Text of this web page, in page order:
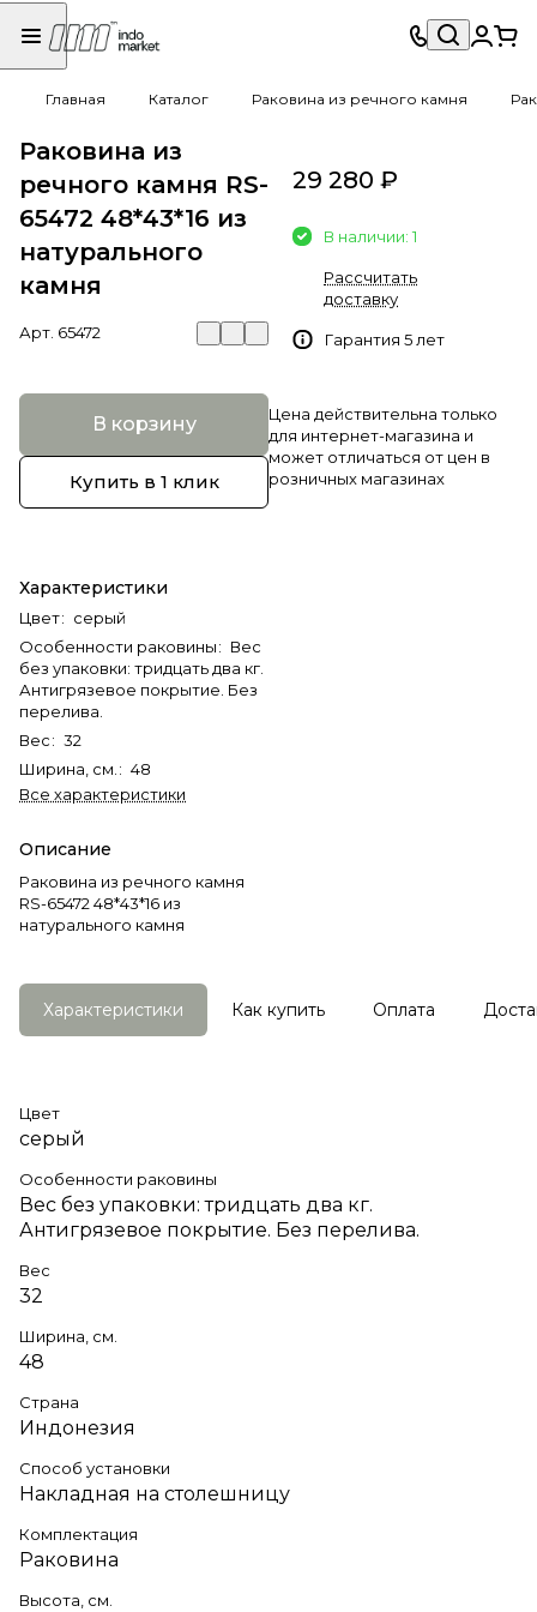
Главная Каталог Раковина из речного камня
Раковина из
речного камня RS-
65472 48*43*16 из
натурального
камня
Арт. 65472
В корзину
Купить в 1 клик
Характеристики
Цвет: серый
Особенности раковины: Вес
без упаковки: тридцать два кг.
Антигрязевое покрытие. Без
перелива.
Вес: 32
Ширина, см. : 48
Все характеристики
Описание
Раковина из речного камня
RS-65472 48*43*16 из
натурального камня
29 280 ₽
В наличии: 1
Рассчитать
доставку
Гарантия 5 лет
Цена действительна только
для интернет-магазина и
может отличаться от цен в
розничных магазинах
Характеристики Как купить Оплата
Цвет
серый
Особенности раковины
Вес без упаковки: тридцать два кг.
Антигрязевое покрытие. Без перелива.
Вес
32
Ширина, см.
48
Страна
Индонезия
Способ установки
Накладная на столешницу
Комплектация
Раковина
Высота, см.